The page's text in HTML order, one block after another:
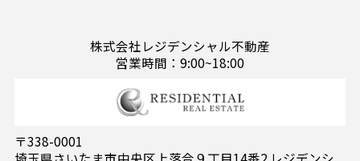
株式会社レジデンシャル不動産
営業時間：9:00~18:00
〒338-0001